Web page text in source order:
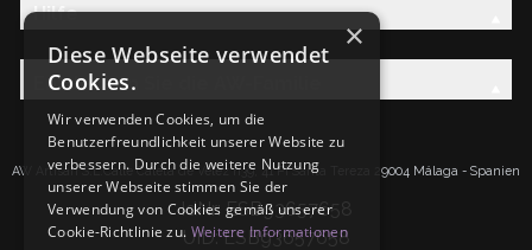
Hilfe
Entdecken Sie die AW-Familie
AW Artisan S.L.Calle Caleta de Velez n39, 41 PI Santa Tereza 29004 Málaga - Spanien
IdNr: ESB93657658
UID: ESB93657658
×
Diese Webseite verwendet
Cookies.
Wir verwenden Cookies, um die
Benutzerfreundlichkeit unserer Website zu
verbessern. Durch die weitere Nutzung
unserer Webseite stimmen Sie der
Verwendung von Cookies gemäß unserer
Cookie-Richtlinie zu. Weitere Informationen